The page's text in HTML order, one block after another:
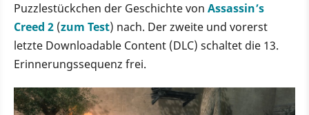
Puzzlestückchen der Geschichte von Assassin’s
Creed 2 (zum Test) nach. Der zweite und vorerst
letzte Downloadable Content (DLC) schaltet die 13.
Erinnerungssequenz frei.